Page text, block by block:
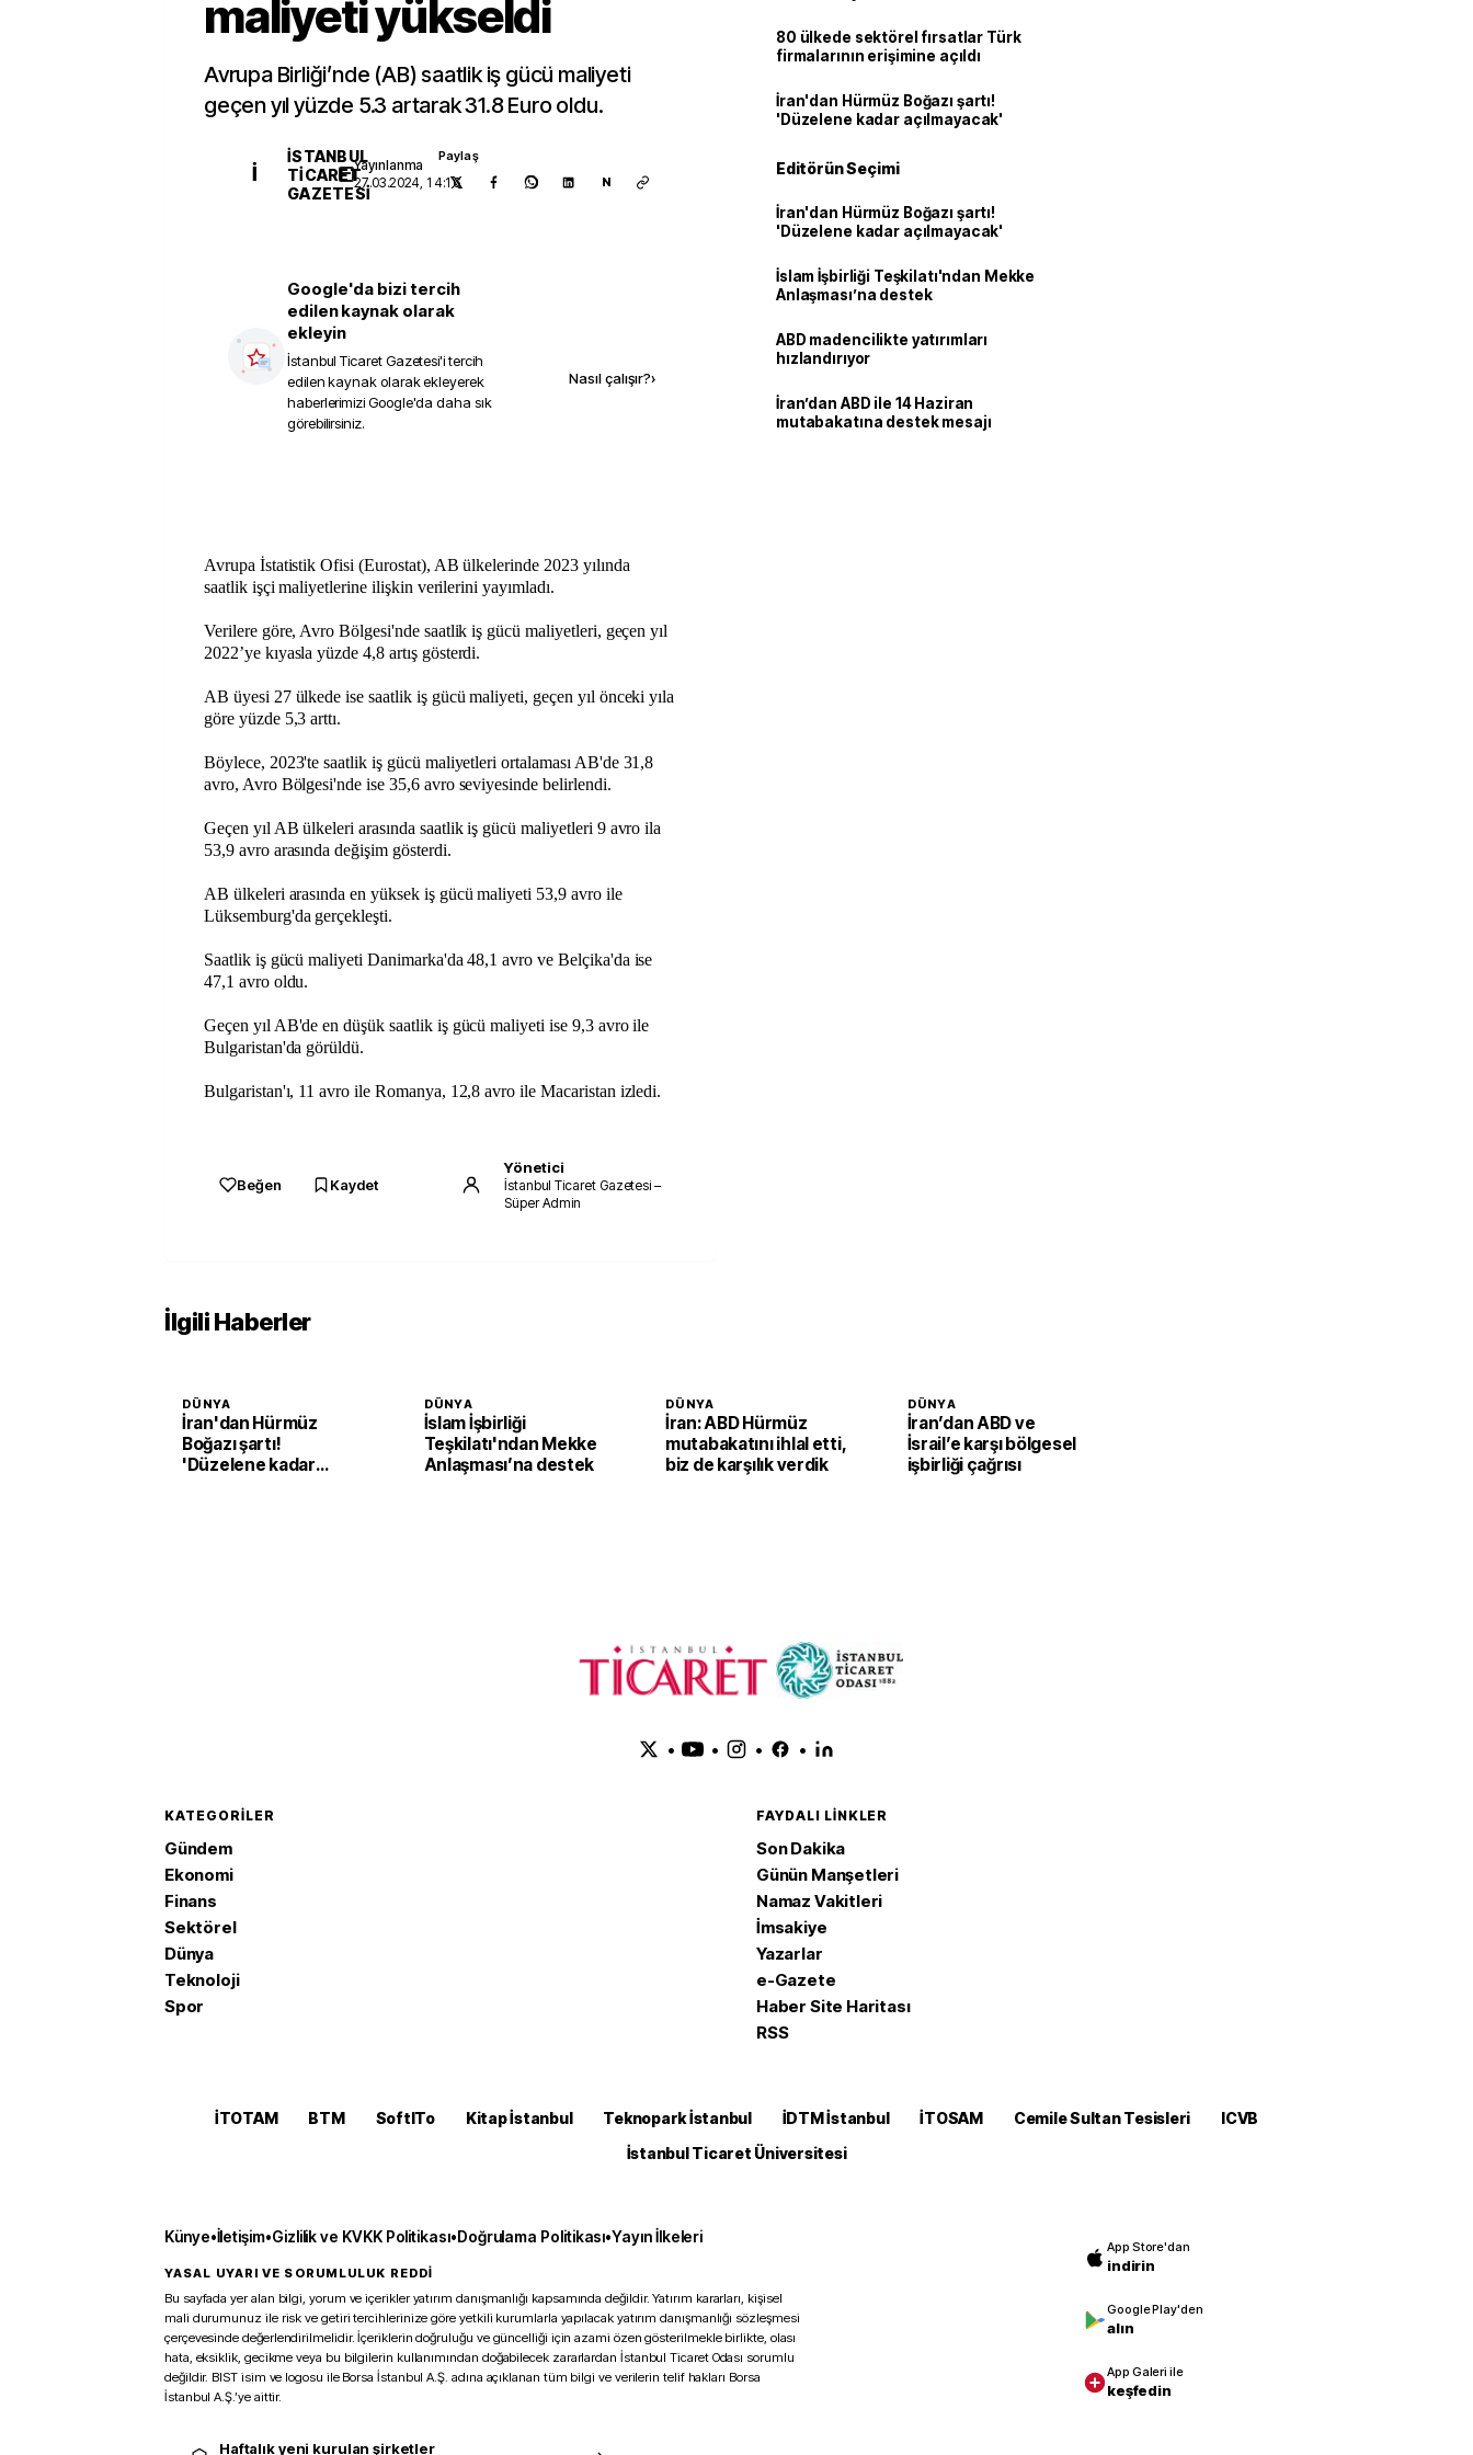
maliyeti yükseldi
Avrupa Birliği’nde (AB) saatlik iş gücü maliyeti
geçen yıl yüzde 5.3 artarak 31.8 Euro oldu.
İ
İSTANBUL
TICARET
GAZETESI
Yayınlanma
27.03.2024, 14:16
Paylaş
N
Google'da bizi tercih
edilen kaynak olarak
ekleyin
İstanbul Ticaret Gazetesi'i tercih
edilen kaynak olarak ekleyerek
haberlerimizi Google'da daha sık
görebilirsiniz.
Nasıl çalışır?›
Avrupa İstatistik Ofisi (Eurostat), AB ülkelerinde 2023 yılında
saatlik işçi maliyetlerine ilişkin verilerini yayımladı.
Verilere göre, Avro Bölgesi'nde saatlik iş gücü maliyetleri, geçen yıl
2022’ye kıyasla yüzde 4,8 artış gösterdi.
AB üyesi 27 ülkede ise saatlik iş gücü maliyeti, geçen yıl önceki yıla
göre yüzde 5,3 arttı.
Böylece, 2023'te saatlik iş gücü maliyetleri ortalaması AB'de 31,8
avro, Avro Bölgesi'nde ise 35,6 avro seviyesinde belirlendi.
Geçen yıl AB ülkeleri arasında saatlik iş gücü maliyetleri 9 avro ila
53,9 avro arasında değişim gösterdi.
AB ülkeleri arasında en yüksek iş gücü maliyeti 53,9 avro ile
Lüksemburg'da gerçekleşti.
Saatlik iş gücü maliyeti Danimarka'da 48,1 avro ve Belçika'da ise
47,1 avro oldu.
Geçen yıl AB'de en düşük saatlik iş gücü maliyeti ise 9,3 avro ile
Bulgaristan'da görüldü.
Bulgaristan'ı, 11 avro ile Romanya, 12,8 avro ile Macaristan izledi.
Beğen Kaydet
Yönetici
İstanbul Ticaret Gazetesi –
Süper Admin
80 ülkede sektörel fırsatlar Türk
firmalarının erişimine açıldı
İran'dan Hürmüz Boğazı şartı!
'Düzelene kadar açılmayacak'
Editörün Seçimi
İran'dan Hürmüz Boğazı şartı!
'Düzelene kadar açılmayacak'
İslam İşbirliği Teşkilatı'ndan Mekke
Anlaşması’na destek
ABD madencilikte yatırımları
hızlandırıyor
İran’dan ABD ile 14 Haziran
mutabakatına destek mesajı
İlgili Haberler
DÜNYA
İran'dan Hürmüz
Boğazı şartı!
'Düzelene kadar
DÜNYA
İslam İşbirliği
Teşkilatı'ndan Mekke
Anlaşması’na destek
DÜNYA
İran: ABD Hürmüz
mutabakatını ihlal etti,
biz de karşılık verdik
DÜNYA
İran’dan ABD ve
İsrail’e karşı bölgesel
işbirliği çağrısı
• • • •
KATEGORILER
Gündem
Ekonomi
Finans
Sektörel
Dünya
Teknoloji
Spor
FAYDALI LINKLER
Son Dakika
Günün Manşetleri
Namaz Vakitleri
İmsakiye
Yazarlar
e-Gazete
Haber Site Haritası
RSS
İTOTAM BTM SoftITo Kitap İstanbul Teknopark İstanbul İDTM İstanbul İTOSAM Cemile Sultan Tesisleri
ICVB
İstanbul Ticaret Üniversitesi
Künye•İletişim•Gizlilik ve KVKK Politikası•Doğrulama Politikası•Yayın İlkeleri
YASAL UYARI VE SORUMLULUK REDDİ
Bu sayfada yer alan bilgi, yorum ve içerikler yatırım danışmanlığı kapsamında değildir. Yatırım kararları, kişisel
mali durumunuz ile risk ve getiri tercihlerinize göre yetkili kurumlarla yapılacak yatırım danışmanlığı sözleşmesi
çerçevesinde değerlendirilmelidir. İçeriklerin doğruluğu ve güncelliği için azami özen gösterilmekle birlikte, olası
hata, eksiklik, gecikme veya bu bilgilerin kullanımından doğabilecek zararlardan İstanbul Ticaret Odası sorumlu
değildir. BIST isim ve logosu ile Borsa İstanbul A.Ş. adına açıklanan tüm bilgi ve verilerin telif hakları Borsa
İstanbul A.Ş.’ye aittir.
Haftalık yeni kurulan şirketler
App Store'dan
indirin
Google Play'den
alın
App Galeri ile
keşfedin